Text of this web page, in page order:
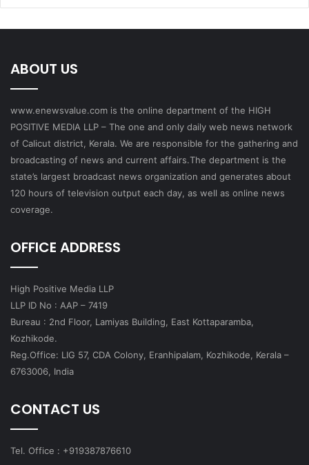
ABOUT US
www.enewsvalue.com is the online department of the HIGH
POSITIVE MEDIA LLP – The one and only daily web news network
of Calicut district, Kerala. We are responsible for the gathering and
broadcasting of news and current affairs.The department is the
state’s largest broadcast news organization and generates about
120 hours of television output each day, as well as online news
coverage.
OFFICE ADDRESS
High Positive Media LLP
LLP ID No : AAP – 7419
Bureau : 2nd Floor, Lamiyas Building, East Kottaparamba,
Kozhikode.
Reg.Office: LIG 57, CDA Colony, Eranhipalam, Kozhikode, Kerala –
6763006, India
CONTACT US
Tel. Office : +919387876610